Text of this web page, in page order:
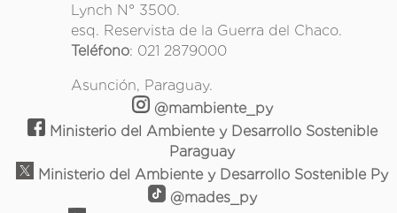
Lynch N° 3500.
esq. Reservista de la Guerra del Chaco.
Teléfono: 021 2879000
Asunción, Paraguay.
@mambiente_py
Ministerio del Ambiente y Desarrollo Sostenible
Paraguay
Ministerio del Ambiente y Desarrollo Sostenible Py
@mades_py